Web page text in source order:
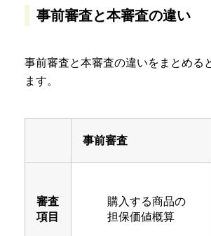
事前審査と本審査の違い
事前審査と本審査の違いをまとめる
ます。
事前審査
審査
項目
購入する商品の
担保価値概算